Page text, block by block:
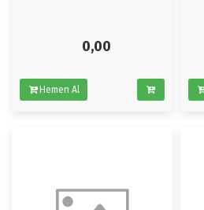
0,00
Hemen Al